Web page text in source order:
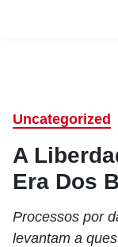
Uncategorized
A
Era Dos
Processos por
levantam a